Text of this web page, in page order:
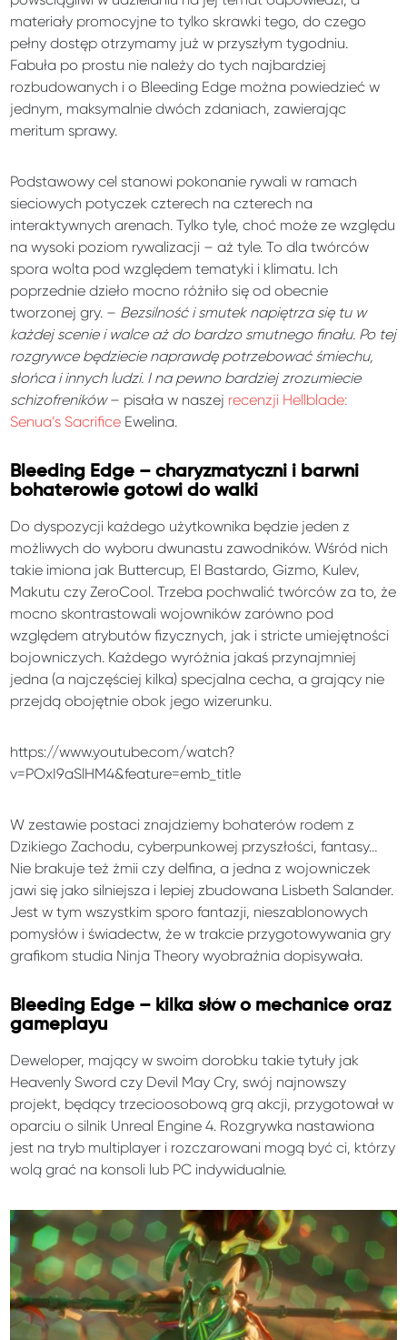
materiały promocyjne to tylko skrawki tego, do czego
pełny dostęp otrzymamy już w przyszłym tygodniu.
Fabuła po prostu nie należy do tych najbardziej
rozbudowanych i o Bleeding Edge można powiedzieć w
jednym, maksymalnie dwóch zdaniach, zawierając
meritum sprawy.
Podstawowy cel stanowi pokonanie rywali w ramach
sieciowych potyczek czterech na czterech na
interaktywnych arenach. Tylko tyle, choć może ze względu
na wysoki poziom rywalizacji – aż tyle. To dla twórców
spora wolta pod względem tematyki i klimatu. Ich
poprzednie dzieło mocno różniło się od obecnie
tworzonej gry. – Bezsilność i smutek napiętrza się tu w
każdej scenie i walce aż do bardzo smutnego finału. Po tej
rozgrywce będziecie naprawdę potrzebować śmiechu,
słońca i innych ludzi. I na pewno bardziej zrozumiecie
schizofreników– pisała w naszej recenzji Hellblade:
Senua’s Sacrifice Ewelina.
Bleeding Edge – charyzmatyczni i barwni
bohaterowie gotowi do walki
Do dyspozycji każdego użytkownika będzie jeden z
możliwych do wyboru dwunastu zawodników. Wśród nich
takie imiona jak Buttercup, El Bastardo, Gizmo, Kulev,
Makutu czy ZeroCool. Trzeba pochwalić twórców za to, że
mocno skontrastowali wojowników zarówno pod
względem atrybutów fizycznych, jak i stricte umiejętności
bojowniczych. Każdego wyróżnia jakaś przynajmniej
jedna (a najczęściej kilka) specjalna cecha, a grający nie
przejdą obojętnie obok jego wizerunku.
https://www.youtube.com/watch?
v=POxI9aSlHM4&feature=emb_title
W zestawie postaci znajdziemy bohaterów rodem z
Dzikiego Zachodu, cyberpunkowej przyszłości, fantasy…
Nie brakuje też żmii czy delfina, a jedna z wojowniczek
jawi się jako silniejsza i lepiej zbudowana Lisbeth Salander.
Jest w tym wszystkim sporo fantazji, nieszablonowych
pomysłów i świadectw, że w trakcie przygotowywania gry
grafikom studia Ninja Theory wyobraźnia dopisywała.
Bleeding Edge – kilka słów o mechanice oraz
gameplayu
Deweloper, mający w swoim dorobku takie tytuły jak
Heavenly Sword czy Devil May Cry, swój najnowszy
projekt, będący trzecioosobową grą akcji, przygotował w
oparciu o silnik Unreal Engine 4. Rozgrywka nastawiona
jest na tryb multiplayer i rozczarowani mogą być ci, którzy
wolą grać na konsoli lub PC indywidualnie.